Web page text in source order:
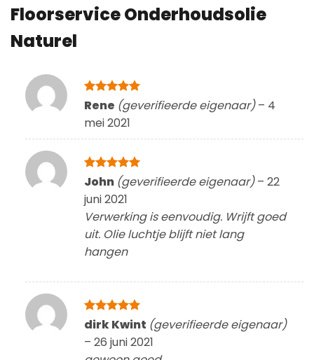
Floorservice Onderhoudsolie
Naturel
Gewaardeerd
Rene (geverifieerde eigenaar) – 4
mei 2021
Gewaardeerd
5uit 5
John (geverifieerde eigenaar) – 22
juni 2021
Verwerking is eenvoudig. Wrijft goed
uit. Olie luchtje blijft niet lang
hangen
Gewaardeerd
dirk Kwint (geverifieerde eigenaar)
– 26 juni 2021